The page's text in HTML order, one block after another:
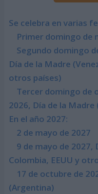
Se celebra en varias
Primer domingo de
Segundo domingo
Día de la Madre
otros países)
Tercer domingo de
2026, Día de la
En el año 2027:
2 de mayo de 2027
9 de mayo de 2027,
Colombia, EEUU y
17 de octubre de
(Argentina)